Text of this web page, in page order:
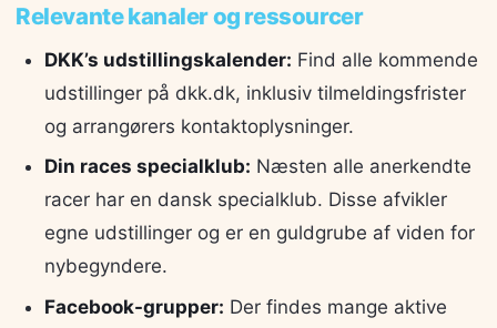
Relevante kanaler og ressourcer
DKK’s udstillingskalender: Find alle kommende
udstillinger på dkk.dk, inklusiv tilmeldingsfrister
og arrangørers kontaktoplysninger.
Din races specialklub: Næsten alle anerkendte
racer har en dansk specialklub. Disse afvikler
egne udstillinger og er en guldgrube af viden for
nybegyndere.
Facebook-grupper: Der findes mange aktive